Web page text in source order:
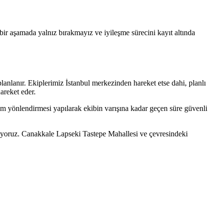
yalnız bırakmayız ve iyileşme sürecini kayıt altında
Ekiplerimiz İstanbul merkezinden hareket etse dahi, planlı
eder.
yapılarak ekibin varışına kadar geçen süre güvenli
Canakkale Lapseki Tastepe Mahallesi ve çevresindeki